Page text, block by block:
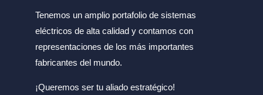
Tenemos un amplio portafolio de sistemas
eléctricos de alta calidad y contamos con
representaciones de los más importantes
fabricantes del mundo.
¡Queremos ser tu aliado estratégico!